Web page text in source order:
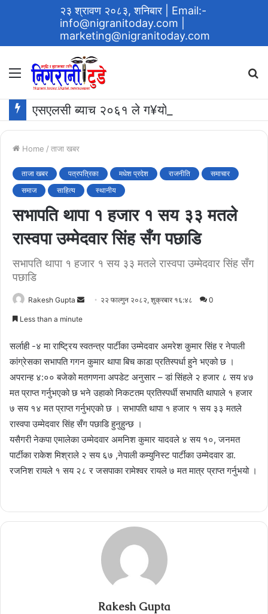
२३ श्रावण २०८३, शनिबार
| Email:-
info@nigranitoday.com
marketing@nigranitoday.com
Menu
Home / ताजा खबर
ताजा खबर पत्रपत्रिका मधेश प्रदेश राजनीति
समाचार
समाज
साहित्य स्थानीय
सभापति थापा १ हजार १ सय ३३ मतले
रास्वपा उम्मेदवार सिंह सँग पछाडि
सभापति थापा १ हजार १ सय ३३ मतले रास्वपा उम्मेदवार सिंह सँग
पछाडि
Rakesh Gupta
Send २२ फाल्गुन २०८२, शुक्रबार १६:४८ 0
Less than a minute
सर्लाही -४ मा राष्ट्रिय स्वतन्त्र पार्टीका उम्मेदवार अमरेश कुमार सिंह र नेपाली
कांग्रेसका सभापति गगन कुमार थापा बिच काडा प्रतिस्पर्धा हुने भएको छ ।
अपरान्ह ४:०० बजेको मतगणना अपडेट अनुसार – डां सिंहले २ हजार ८ सय ४७
मत प्राप्त गर्नुभएको छ भने उहाको निकटतम प्रतिस्पर्धी सभापति थापाले १ हजार
७ सय १४ मत प्राप्त गर्नुभएको छ । सभापति थापा १ हजार १ सय ३३ मतले
रास्वपा उम्मेदवार सिंह सँग पछाडि हुनुहुन्छ ।
यसैगरी नेकपा एमालेका उम्मेदवार अमनिश कुमार यादवले ४ सय १०, जनमत
पार्टीका राकेश मिश्राले २ सय ६७ ,नेपाली कम्युनिस्ट पार्टीका उम्मेदवार डा.
रजनिश रायले १ सय २८ र जसपाका रामेश्वर रायले ७ मत मात्र प्राप्त गर्नुभयो ।
Rakesh Gupta